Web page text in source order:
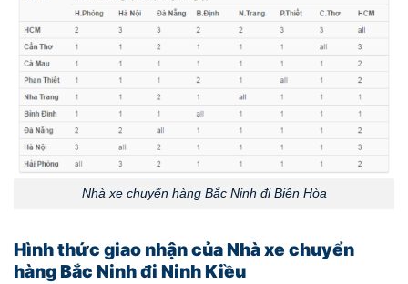
Nhà xe chuyển hàng Bắc Ninh đi Biên Hòa
Hình thức giao nhận của Nhà xe chuyển
hàng Bắc Ninh đi Ninh Kiều